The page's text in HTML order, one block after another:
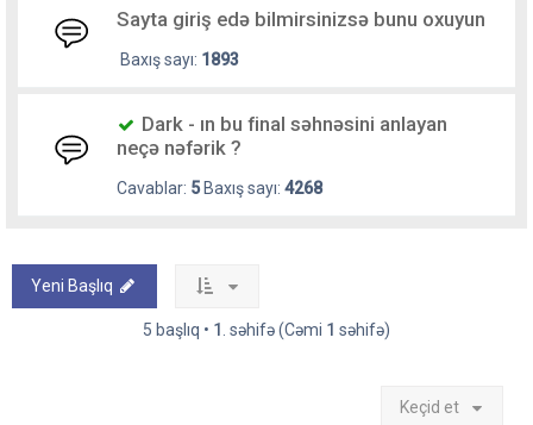
Sayta giriş edə bilmirsinizsə bunu oxuyun
Baxış sayı: 1893
Dark - ın bu final səhnəsini anlayan
neçə nəfərik ?
Cavablar: 5Baxış sayı: 4268
Yeni Başlıq
5 başlıq • 1 . səhifə (Cəmi 1 səhifə)
Keçid et